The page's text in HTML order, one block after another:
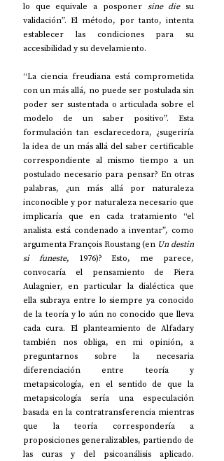
lo que equivale a posponer sine die su
validación”. El método, por tanto, intenta
establecer las condiciones para su
accesibilidad y su develamiento.
“La ciencia freudiana está comprometida
con un más allá, no puede ser postulada sin
poder ser sustentada o articulada sobre el
modelo de un saber positivo”. Esta
formulación tan esclarecedora, ¿sugeriría
la idea de un más allá del saber certificable
correspondiente al mismo tiempo a un
postulado necesario para pensar? En otras
palabras, ¿un más allá por naturaleza
inconocible y por naturaleza necesario que
implicaría que en cada tratamiento “el
analista está condenado a inventar”, como
argumenta François Roustang (en Un destin
si funeste, 1976)? Esto, me parece,
convocaría el pensamiento de Piera
Aulagnier, en particular la dialéctica que
ella subraya entre lo siempre ya conocido
de la teoría y lo aún no conocido que lleva
cada cura. El planteamiento de Alfadary
también nos obliga, en mi opinión, a
preguntarnos sobre la necesaria
diferenciación entre teoría y
metapsicología, en el sentido de que la
metapsicología sería una especulación
basada en la contratransferencia mientras
que la teoría correspondería a
proposiciones generalizables, partiendo de
las curas y del psicoanálisis aplicado.